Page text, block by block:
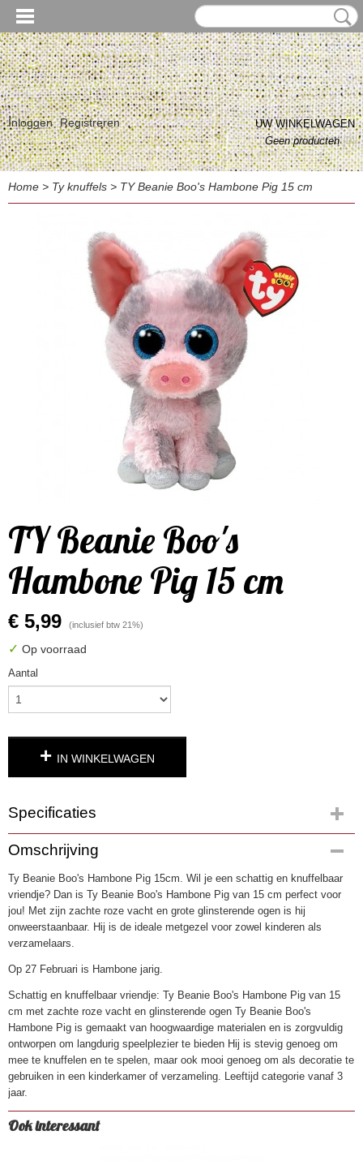
Inloggen Registreren
UW WINKELWAGEN
Geen producten(0)
Home > Ty knuffels > TY Beanie Boo's Hambone Pig 15 cm
TY Beanie Boo's
Hambone Pig 15 cm
€ 5,99 (inclusief btw 21%)
✓ Op voorraad
Aantal
IN WINKELWAGEN
Specificaties
Productcode
4171
EAN code
0008421373185
Omschrijving
Ty Beanie Boo's Hambone Pig 15cm. Wil je een schattig en knuffelbaar
vriendje? Dan is Ty Beanie Boo's Hambone Pig van 15 cm perfect voor
jou! Met zijn zachte roze vacht en grote glinsterende ogen is hij
onweerstaanbaar. Hij is de ideale metgezel voor zowel kinderen als
verzamelaars.
Op 27 Februari is Hambone jarig.
Schattig en knuffelbaar vriendje: Ty Beanie Boo's Hambone Pig van 15
cm met zachte roze vacht en glinsterende ogen Ty Beanie Boo's
Hambone Pig is gemaakt van hoogwaardige materialen en is zorgvuldig
ontworpen om langdurig speelplezier te bieden Hij is stevig genoeg om
mee te knuffelen en te spelen, maar ook mooi genoeg om als decoratie te
gebruiken in een kinderkamer of verzameling. Leeftijd categorie vanaf 3
jaar.
Ook interessant